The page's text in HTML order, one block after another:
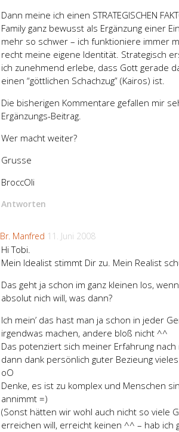
Dann meine ich einen STRATEGISCHEN
Family ganz bewusst als Ergänzung einer
mehr so schwer – ich funktioniere immer
recht meine eigene Identität. Strategisch
ich zunehmend erlebe, dass Gott gerade
einen “göttlichen Schachzug” (Kairos) ist.
Die bisherigen Kommentare gefallen mir
Ergänzungs-Beitrag.
Wer macht weiter?
Grusse
BroccOli
Antworten
Br. Manfred 11. Juni 2008
Hi Tobi.
Mein Idealist stimmt Dir zu. Mein Realist
Das geht ja schon im ganz kleinen los,
absolut nich will, was dann?
Ich mein’ das hast man ja schon in jeder
irgendwas machen, andere bloß nicht ^^
Das potenziert sich meiner Erfahrung
dann dank persönlich guter Bezieung
oO
Denke, es ist zu komplex und Menschen
annimmt =)
(Sonst hätten wir wohl auch nicht so viele
erreichen will, erreicht keinen ^^ – hab ich